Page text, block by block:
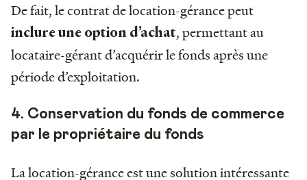
De fait, le contrat de location-gérance peut
inclure une option d’achat, permettant au
locataire-gérant d’acquérir le fonds après une
période d’exploitation.
4. Conservation du fonds de commerce
par le propriétaire du fonds
La location-gérance est une solution intéressante